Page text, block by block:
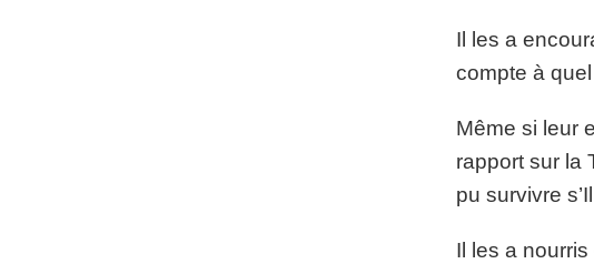
Il les a
compte à
Même si leur
rapport sur la
pu survivre
Il les a